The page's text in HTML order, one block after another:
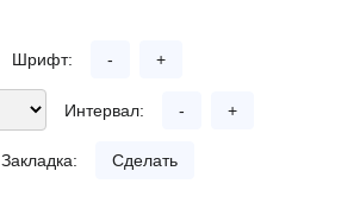
Шрифт: - +
Интервал: - +
Закладка: Сделать